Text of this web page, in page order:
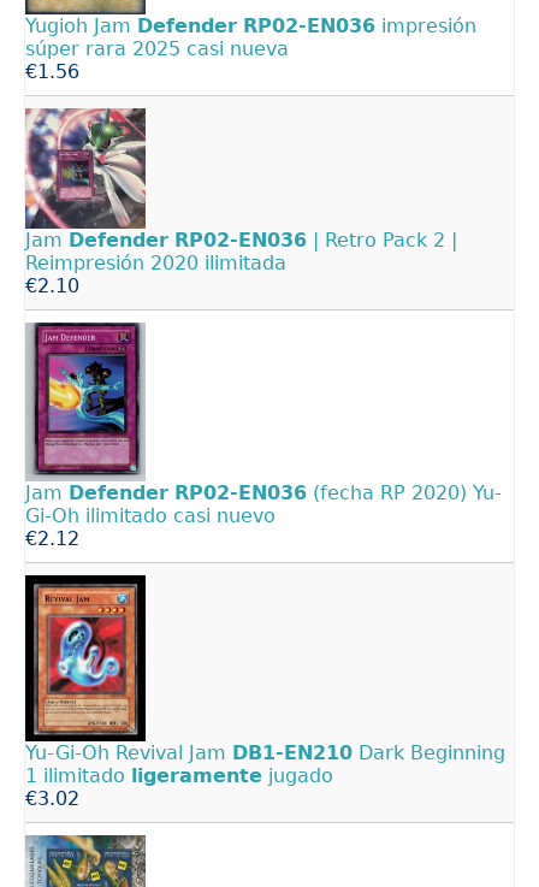
Yugioh Jam Defender RP02-EN036 impresión
súper rara 2025 casi nueva
€1.56
Jam Defender RP02-EN036 | Retro Pack 2 |
Reimpresión 2020 ilimitada
€2.10
Jam Defender RP02-EN036 (fecha RP 2020) Yu-
Gi-Oh ilimitado casi nuevo
€2.12
Yu-Gi-Oh Revival Jam DB1-EN210 Dark Beginning
1 ilimitado
ligeramente jugado
€3.02